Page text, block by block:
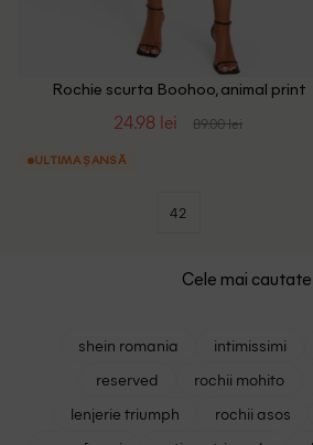
Rochie scurta Boohoo, animal print
24.98 lei 89.00 lei
ULTIMA ȘANSĂ
42
Cele mai cautate
shein romania intimissimi
reserved
rochii mohito
lenjerie triumph
rochii asos